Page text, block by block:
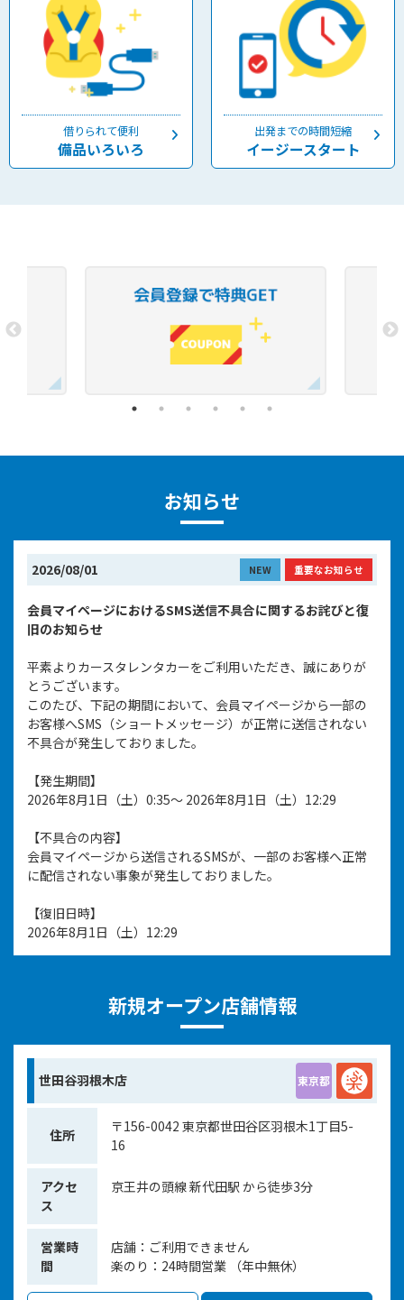
借りられて便利
備品いろいろ
出発までの時間短縮
イージースタート
お知らせ
2026/08/01 NEW 重要なお知らせ
会員マイページにおけるSMS送信不具合に関するお詫びと復
旧のお知らせ
平素よりカースタレンタカーをご利用いただき、誠にありが
とうございます。
このたび、下記の期間において、会員マイページから一部の
お客様へSMS（ショートメッセージ）が正常に送信されない
不具合が発生しておりました。
【発生期間】
2026年8月1日（土）0:35～ 2026年8月1日（土）12:29
【不具合の内容】
会員マイページから送信されるSMSが、一部のお客様へ正常
に配信されない事象が発生しておりました。
【復旧日時】
2026年8月1日（土）12:29
ご利用のお客様には、多大なるご不便とご迷惑をおかけしま
したことを、心よりお詫び申し上げます。
今後は再発防止に努め、より安心してご利用いただけるサー
このたびは、ご迷惑をおかけしましたことを重ねてお詫び申
し上げます。
2026/07/10
【お詫び】システム接続障害について
7月10日(金) 17:00～18:00頃、一時的にシステムへつながりに
くい事象が発生いたしました。現在は復旧し、通常どおりご
利用いただけます。ご利用のお客様にはご不便、ご迷惑をお
新規オープン店舗情報
世田谷羽根木店 東京都
住所
〒156-0042 東京都世田谷区羽根木1丁目5-
16
アクセ
ス
京王井の頭線 新代田駅 から徒歩3分
営業時
間
店舗 ：ご利用できません
楽のり ：24時間営業 （年中無休）